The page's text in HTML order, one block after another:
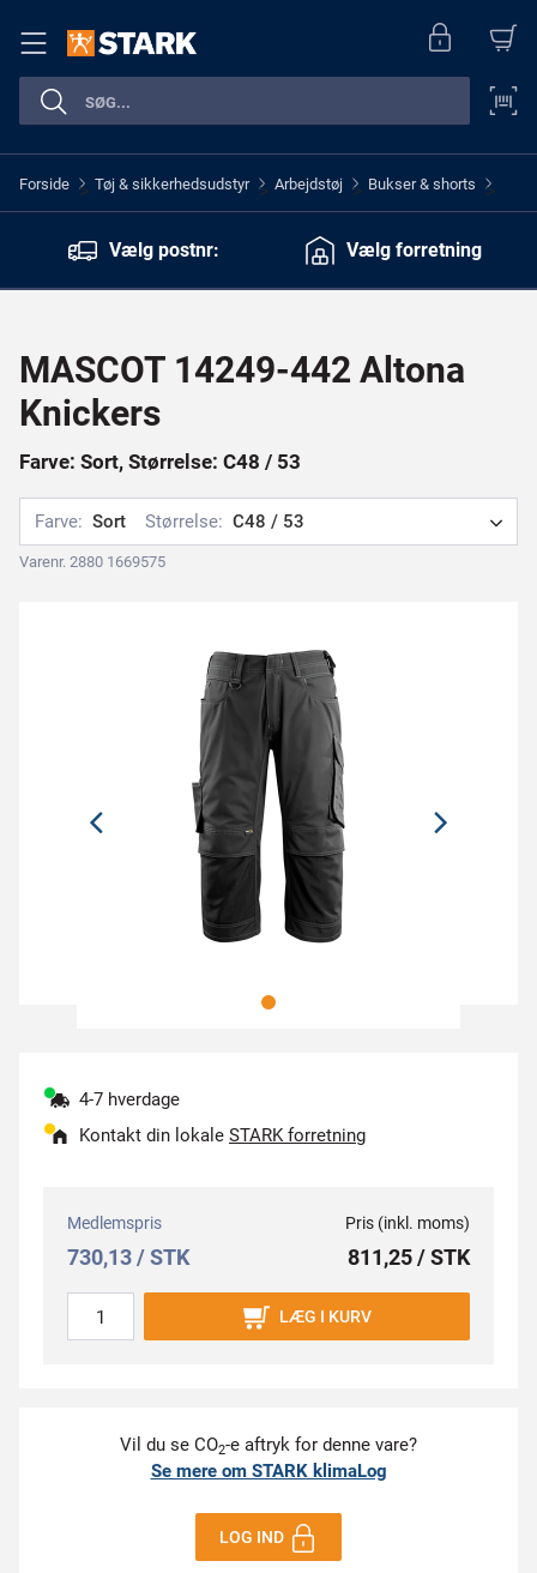
Forside > Tøj & sikkerhedsudstyr > Arbejdstøj > Bukser & shorts >
Vælg postnr: Vælg forretning
MASCOT 14249-442 Altona
Knickers
Farve: Sort, Størrelse: C48 / 53
Farve: Sort Størrelse: C48 / 53
Varenr. 2880 1669575
4-7 hverdage
Kontakt din lokale STARK forretning
Medlemspris
730,13 / STK
Pris (inkl. moms)
811,25 / STK
LÆG I KURV
Vil du se CO2-e aftryk for denne vare?
Se mere om STARK klimaLog
LOG IND